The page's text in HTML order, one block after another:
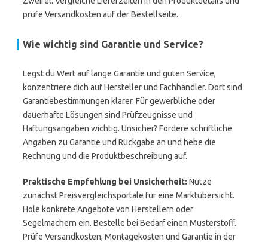
prüfe Versandkosten auf der Bestellseite.
Wie wichtig sind Garantie und Service?
Legst du Wert auf lange Garantie und guten Service,
konzentriere dich auf Hersteller und Fachhändler. Dort sind
Garantiebestimmungen klarer. Für gewerbliche oder
dauerhafte Lösungen sind Prüfzeugnisse und
Haftungsangaben wichtig. Unsicher? Fordere schriftliche
Angaben zu Garantie und Rückgabe an und hebe die
Rechnung und die Produktbeschreibung auf.
Praktische Empfehlung bei Unsicherheit: Nutze
zunächst Preisvergleichsportale für eine Marktübersicht.
Hole konkrete Angebote von Herstellern oder
Segelmachern ein. Bestelle bei Bedarf einen Musterstoff.
Prüfe Versandkosten, Montagekosten und Garantie in der